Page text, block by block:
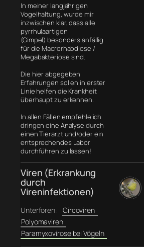
In meiner langjährigen
Vogelhaltung, wurde mir
inzwischen klar, dass alle
pyrrhulaartigen
(Gimpel) besonders anfällig
für die Macrorhabdiose /
Megabakteriose sind.
Die hier abgegeben
Erfahrungen sollen in erster
Linie helfen die Krankheit
überhaupt zu erkennen.
In allen Fällen empfehle ich
dringen eine Analyse durch
einen Tierarzt und/oder ein
entsprechendes Labor
durchführen zu lassen!
Viren (Erkrankung
durch
Vireninfektionen)
Unterforen:
Circoviren
Polyomaviren
Paramyxovirose bei Vögeln